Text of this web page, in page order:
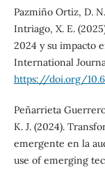
Pazmiño Ortiz, D.
Intriago, X. E.
2024 y su impacto
International
https://doi.org/
Peñarrieta
K. J. (2024).
emergente en la
use of emerging